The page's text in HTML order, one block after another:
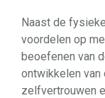
Naast de
voordelen op
beoefenen van
ontwikkelen van
zelfvertrouwen